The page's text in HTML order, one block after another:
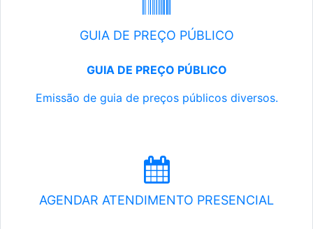
GUIA DE PREÇO PÚBLICO
GUIA DE PREÇO PÚBLICO
Emissão de guia de preços públicos diversos.
AGENDAR ATENDIMENTO PRESENCIAL